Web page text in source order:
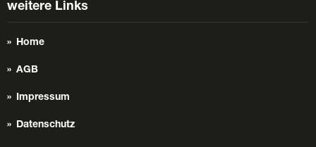
weitere Links
Home
AGB
Impressum
Datenschutz